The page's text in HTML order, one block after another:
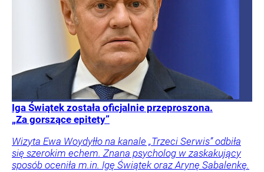
Iga Świątek została oficjalnie przeproszona.
„Za gorszące epitety”
Wizyta Ewa Woydyłło na kanale „Trzeci Serwis” odbiła
się szerokim echem. Znana psycholog w zaskakujący
sposób oceniła m.in. Igę Świątek oraz Arynę Sabalenkę.